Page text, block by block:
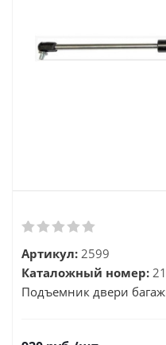
Артикул: 2599
Каталожный номер:
Подъемник двери